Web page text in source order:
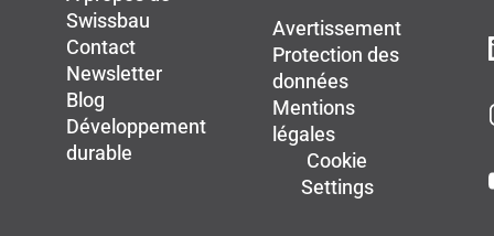
Swissbau
Contact
Newsletter
Blog
Développement
durable
Avertissement
Protection des
données
Mentions
légales
Cookie
Settings